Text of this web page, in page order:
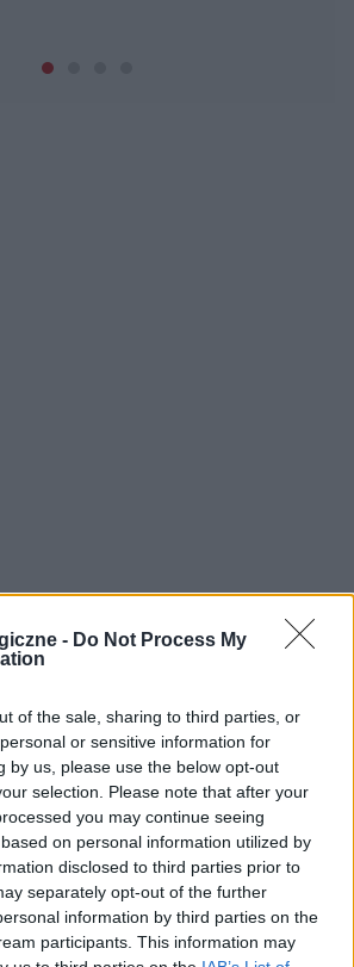
- Do Not Process My
of the sale, sharing to third parties, or
or sensitive information for
by us, please use the below opt-out
selection. Please note that after your
you may continue seeing
on personal information utilized by
disclosed to third parties prior to
separately opt-out of the further
information by third parties on the
participants. This information may